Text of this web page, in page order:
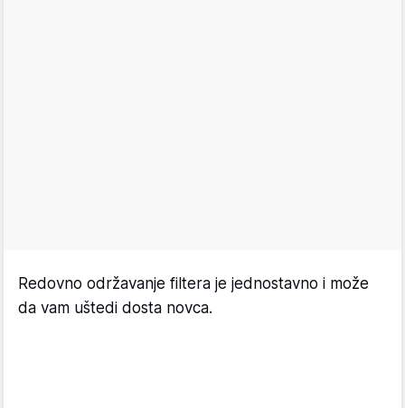
Redovno održavanje filtera je jednostavno i može
da vam uštedi dosta novca.